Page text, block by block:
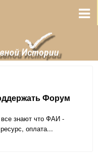
Форум
знают что ФАИ -
оплата...